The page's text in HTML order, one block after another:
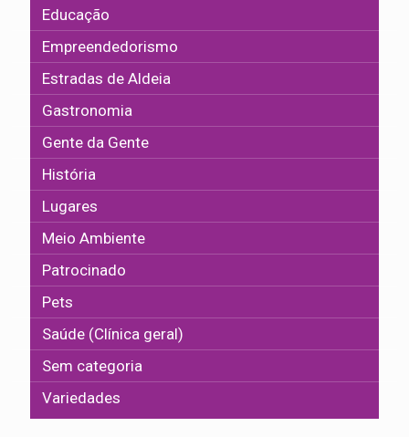
Educação
Empreendedorismo
Estradas de Aldeia
Gastronomia
Gente da Gente
História
Lugares
Meio Ambiente
Patrocinado
Pets
Saúde (Clínica geral)
Sem categoria
Variedades